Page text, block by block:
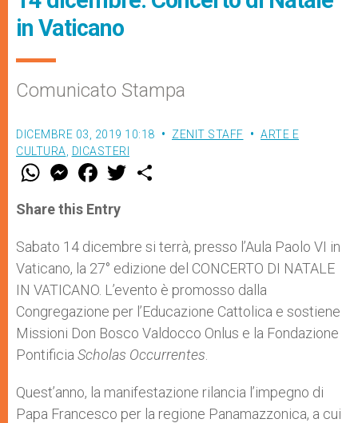
in Vaticano
Comunicato Stampa
DICEMBRE 03, 2019 10:18 ZENIT STAFF
ARTE E
CULTURA
DICASTERI
W
t
s
p
p
M
e
s
e
g
e
F
a
e
b
o
k
w
r
Share this Entry
Sabato 14 dicembre si terrà, presso l’Aula Paolo VI in
Vaticano, la 27° edizione del CONCERTO DI NATALE
IN VATICANO. L’evento è promosso dalla
Congregazione per l’Educazione Cattolica e sostiene
Missioni Don Bosco Valdocco Onlus e la Fondazione
Pontificia Scholas Occurrentes
Quest’anno, la manifestazione rilancia l’impegno di
Papa Francesco per la regione Panamazzonica, a cui